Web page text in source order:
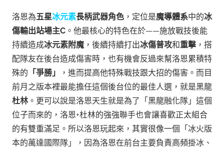
洛恩為五星冰元素長柄武器角色 ，定位是魔導體系中的冰
傷輸出站場主C 。 他最核心的特色在於——施放戰技後能
持續造成冰元素附魔 ，後續持續打出冰傷普攻和重擊，搭
配隊友在後台造成傷害時，也有機會反過來幫洛恩累積特
殊的 「爭勝」 ，進而提高他特殊戰技跟大招的傷害。 而目
前月之版本裡最能擔任這個後台位的最佳人選，就是黑龍
杜林。更可以說是洛恩天生就是為了「黑龍融化隊」這個
位子而來的，洛恩+杜林的強強聯手也會讓喜歡正太組合
的有雙重滿足。 所以洛恩玩起來，其實很像一個「冰火版
本的萬達國際隊」，因為洛恩在前台主要負責高頻掛冰、